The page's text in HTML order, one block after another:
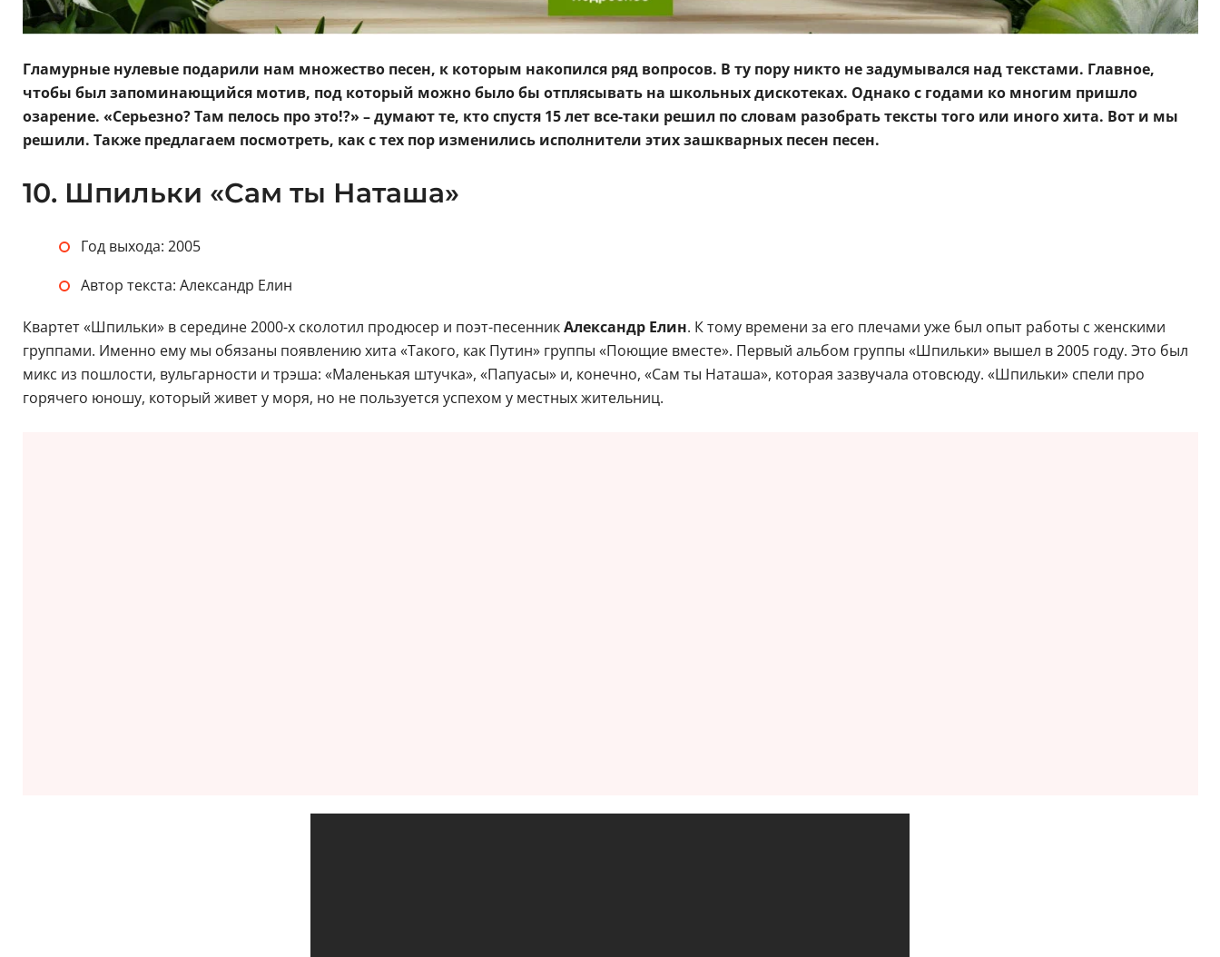
Гламурные нулевые подарили нам множество песен, к которым накопился ряд вопросов. В ту пору никто не задумывался над текстами. Главное,
чтобы был запоминающийся мотив, под который можно было бы отплясывать на школьных дискотеках. Однако с годами ко многим пришло
озарение. «Серьезно? Там пелось про это!?» – думают те, кто спустя 15 лет все-таки решил по словам разобрать тексты того или иного хита. Вот и мы
решили. Также предлагаем посмотреть, как с тех пор изменились исполнители этих зашкварных песен песен.
10. Шпильки «Сам ты Наташа»
Год выхода: 2005
Автор текста: Александр Елин
Квартет «Шпильки» в середине 2000-х сколотил продюсер и поэт-песенникАлександр Елин. К тому времени за его плечами уже был опыт работы с женскими
группами. Именно ему мы обязаны появлению хита «Такого, как Путин» группы «Поющие вместе». Первый альбом группы «Шпильки» вышел в 2005 году. Это был
микс из пошлости, вульгарности и трэша: «Маленькая штучка», «Папуасы» и, конечно, «Сам ты Наташа», которая зазвучала отовсюду. «Шпильки» спели про
горячего юношу, который живет у моря, но не пользуется успехом у местных жительниц.